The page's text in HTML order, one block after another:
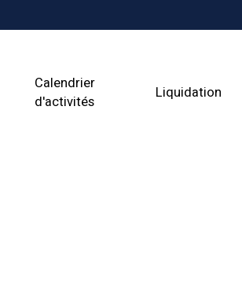
Calendrier
d'activités
Liquidation